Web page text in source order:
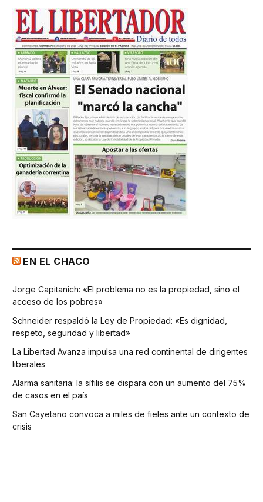
EN EL CHACO
Jorge Capitanich: «El problema no es la propiedad, sino el
acceso de los pobres»
Schneider respaldó la Ley de Propiedad: «Es dignidad,
respeto, seguridad y libertad»
La Libertad Avanza impulsa una red continental de dirigentes
liberales
Alarma sanitaria: la sífilis se dispara con un aumento del 75%
de casos en el país
San Cayetano convoca a miles de fieles ante un contexto de
crisis